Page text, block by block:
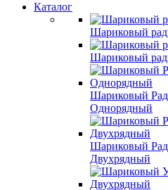
Каталог
Шариковый
Шариковый
Шариковый
Однорядный
Шариковый
Двухрядный